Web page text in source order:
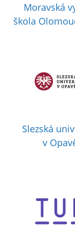
Moravská
škola
Slezská
v